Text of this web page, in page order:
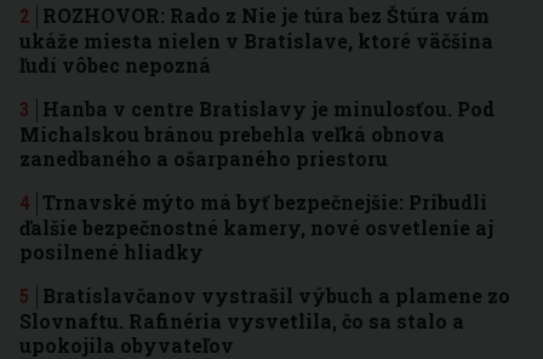
ROZHOVOR: Rado z Nie je túra bez Štúra vám
ukáže miesta nielen v Bratislave, ktoré väčšina
ľudí vôbec nepozná
Hanba v centre Bratislavy je minulosťou. Pod
Michalskou bránou prebehla veľká obnova
zanedbaného a ošarpaného priestoru
Trnavské mýto má byť bezpečnejšie: Pribudli
ďalšie bezpečnostné kamery, nové osvetlenie aj
posilnené hliadky
Bratislavčanov vystrašil výbuch a plamene zo
Slovnaftu. Rafinéria vysvetlila, čo sa stalo a
upokojila obyvateľov